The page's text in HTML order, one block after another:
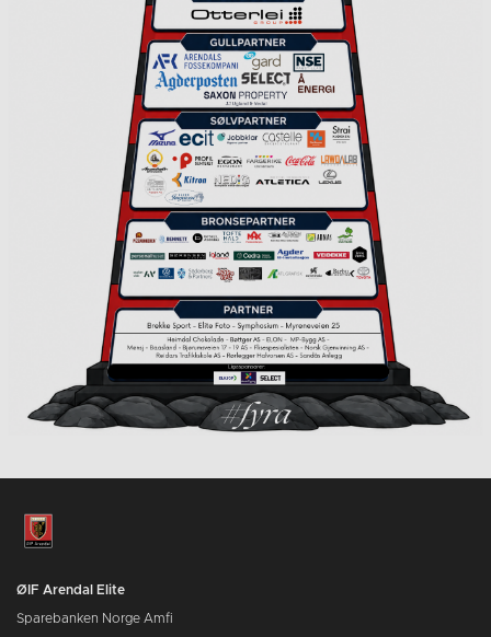
ØIF Arendal Elite
Sparebanken Norge Amfi